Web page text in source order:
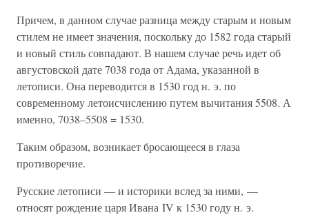
Причем, в данном случае разница между старым и новым
стилем не имеет значения, поскольку до 1582 года старый
и новый стиль совпадают. В нашем случае речь идет об
августовской дате 7038 года от Адама, указанной в
летописи. Она переводится в 1530 год н. э. по
современному летоисчислению путем вычитания 5508. А
именно, 7038–5508 = 1530.
Таким образом, возникает бросающееся в глаза
противоречие.
Русские летописи — и историки вслед за ними, —
относят рождение царя Ивана IV к 1530 году н. э.